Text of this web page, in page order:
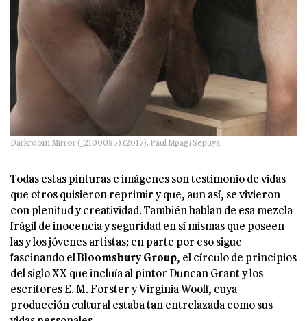
Darkroom Mirror (_2100085) (2017), Paul Mpagi Sepuya.
Todas estas pinturas e imágenes son testimonio de vidas
que otros quisieron reprimir y que, aun así, se vivieron
con plenitud y creatividad. También hablan de esa mezcla
frágil de inocencia y seguridad en sí mismas que poseen
las y los jóvenes artistas; en parte por eso sigue
fascinando el Bloomsbury Group , el círculo de principios
del siglo XX que incluía al pintor Duncan Grant y los
escritores E. M. Forster y Virginia Woolf, cuya
producción cultural estaba tan entrelazada como sus